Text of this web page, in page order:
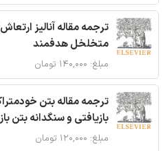
ترجمه مقاله آنالیز
متخلخل هدفمند
مبلغ: ۱۴۰,۰۰۰ تومان
ترجمه مقاله بتن
بازیافتی و سنگدانه بتن
مبلغ: ۱۲۰,۰۰۰ تومان